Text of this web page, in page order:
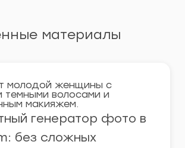
материалы
генератор фото в
без сложных